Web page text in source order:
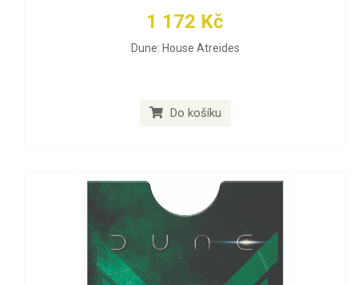
1 172 Kč
Dune: House Atreides
Do košíku